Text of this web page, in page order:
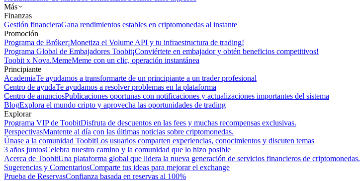
Más
Finanzas
Gestión financieraGana rendimientos estables en criptomonedas al instante
Promoción
Programa de Bróker¡Monetiza el Volume API y tu infraestructura de trading!
Programa Global de Embajadores Toobit¡Conviértete en embajador y obtén beneficios competitivos!
Toobit x Nova.MemeMeme con un clic, operación instantánea
Principiante
AcademiaTe ayudamos a transformarte de un principiante a un trader profesional
Centro de ayudaTe ayudamos a resolver problemas en la plataforma
Centro de anunciosPublicaciones oportunas con notificaciones y actualizaciones importantes del sistema
BlogExplora el mundo cripto y aprovecha las oportunidades de trading
Explorar
Programa VIP de ToobitDisfruta de descuentos en las fees y muchas recompensas exclusivas.
PerspectivasMantente al día con las últimas noticias sobre criptomonedas.
Únase a la comunidad ToobitLos usuarios comparten experiencias, conocimientos y discuten temas
3 años juntosCelebra nuestro camino y la comunidad que lo hizo posible
Acerca de ToobitUna plataforma global que lidera la nueva generación de servicios financieros de criptomonedas.
Sugerencias y ComentariosComparte tus ideas para mejorar el exchange
Prueba de ReservasConfianza basada en reservas al 100%